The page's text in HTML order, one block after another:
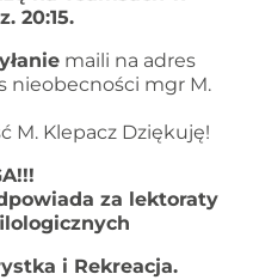
20:15.
maili na adres
nieobecności mgr M.
M. Klepacz Dziękuję!
za lektoraty
i Rekreacja.